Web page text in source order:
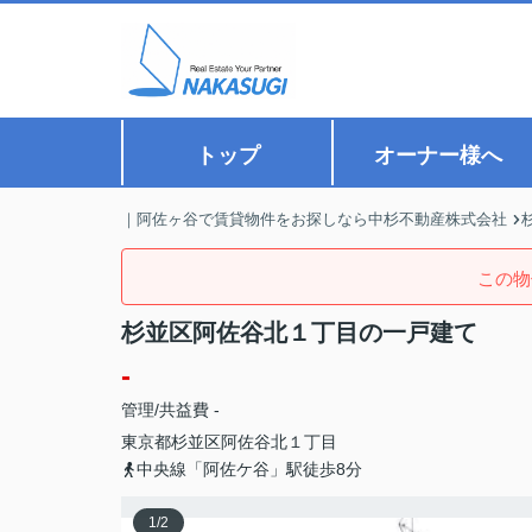
トップ オーナー様へ
｜阿佐ヶ谷で賃貸物件をお探しなら中杉不動産株式会社
この
杉並区阿佐谷北１丁目の一戸建て
-
管理/共益費 -
東京都杉並区阿佐谷北 １丁目
中央線「阿佐ケ谷」駅徒歩8分
1/2